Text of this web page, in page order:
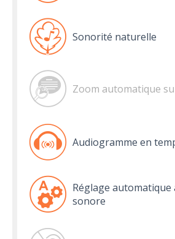
Sonorité naturelle
Zoom automatique
Audiogramme en
Réglage
sonore